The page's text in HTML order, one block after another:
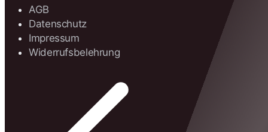
AGB
Datenschutz
Impressum
Widerrufsbelehrung